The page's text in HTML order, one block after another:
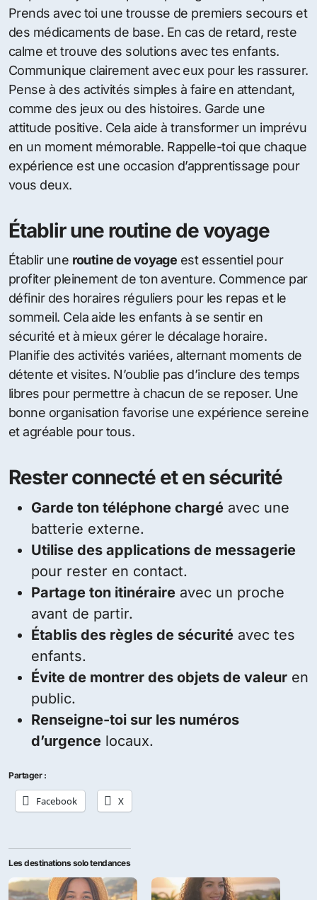
Prends avec toi une trousse de premiers secours et
des médicaments de base. En cas de retard, reste
calme et trouve des solutions avec tes enfants.
Communique clairement avec eux pour les rassurer.
Pense à des activités simples à faire en attendant,
comme des jeux ou des histoires. Garde une
attitude positive. Cela aide à transformer un imprévu
en un moment mémorable. Rappelle-toi que chaque
expérience est une occasion d’apprentissage pour
vous deux.
Établir une routine de voyage
Établir une routine de voyage est essentiel pour
profiter pleinement de ton aventure. Commence par
définir des horaires réguliers pour les repas et le
sommeil. Cela aide les enfants à se sentir en
sécurité et à mieux gérer le décalage horaire.
Planifie des activités variées, alternant moments de
détente et visites. N’oublie pas d’inclure des temps
libres pour permettre à chacun de se reposer. Une
bonne organisation favorise une expérience sereine
et agréable pour tous.
Rester connecté et en sécurité
Garde ton téléphone chargé avec une
batterie externe.
Utilise des applications de messagerie
pour rester en contact.
Partage ton itinéraire avec un proche
avant de partir.
Établis des règles de sécurité avec tes
enfants.
Évite de montrer des objets de valeur en
public.
Renseigne-toi sur les numéros
d’urgence locaux.
Partager :
Facebook X
Les destinations solo tendances